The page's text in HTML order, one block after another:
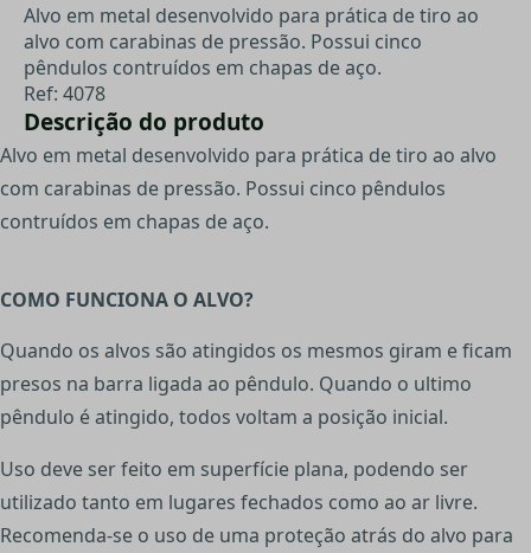
Alvo em metal desenvolvido para prática de tiro ao
alvo com carabinas de pressão. Possui cinco
pêndulos contruídos em chapas de aço.
Ref: 4078
Descrição do produto
Alvo em metal desenvolvido para prática de tiro ao alvo
com carabinas de pressão. Possui cinco pêndulos
contruídos em chapas de aço.
COMO FUNCIONA O ALVO?
Quando os alvos são atingidos os mesmos giram e ficam
presos na barra ligada ao pêndulo. Quando o ultimo
pêndulo é atingido, todos voltam a posição inicial.
Uso deve ser feito em superfície plana, podendo ser
utilizado tanto em lugares fechados como ao ar livre.
Recomenda-se o uso de uma proteção atrás do alvo para